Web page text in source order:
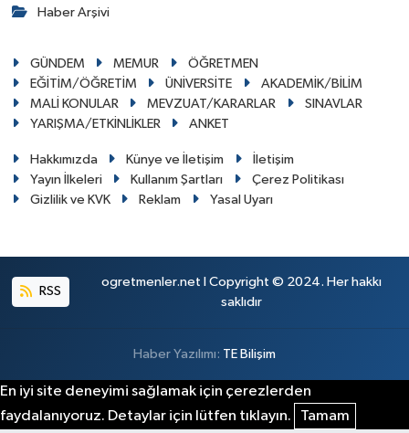
Haber Arşivi
GÜNDEM MEMUR
ÖĞRETMEN
EĞİTİM/ÖĞRETİM
ÜNİVERSİTE
AKADEMİK/BİLİM
MALİ KONULAR
MEVZUAT/KARARLAR
SINAVLAR
YARIŞMA/ETKİNLİKLER
ANKET
Hakkımızda Künye ve İletişim
İletişim
Yayın İlkeleri
Kullanım Şartları
Çerez Politikası
Gizlilik ve KVK
Reklam Yasal Uyarı
RSS
ogretmenler.net I Copyright © 2024. Her hakkı
saklıdır
Haber Yazılımı: TE Bilişim
En iyi site deneyimi sağlamak için çerezlerden
faydalanıyoruz. Detaylar için lütfen tıklayın.
Tamam